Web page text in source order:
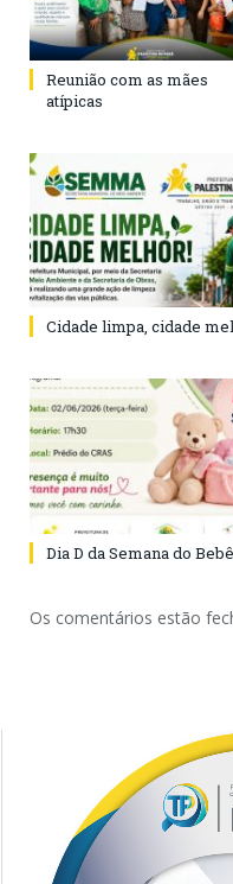
Reunião com as mães
atípicas
Cidade limpa, cidade
Dia D da Semana do Bebê.
Os comentários estão